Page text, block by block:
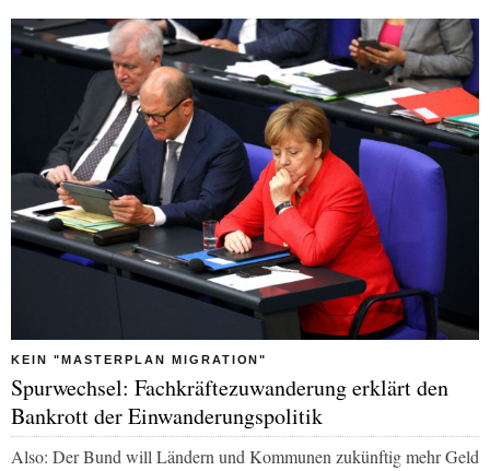
KEIN "MASTERPLAN MIGRATION"
Spurwechsel: Fachkräftezuwanderung erklärt den
Bankrott der Einwanderungspolitik
Also: Der Bund will Ländern und Kommunen zukünftig mehr Geld